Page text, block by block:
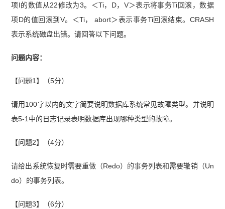
项I的数值从22修改为3。＜Ti，D，V＞表示将事务Ti回滚，数据
项D的值回滚到V。＜Ti， abort＞表示事务Ti回滚结束。CRASH
表示系统磁盘出错。请回答以下问题。
问题内容：
【问题1】（5分）
请用100字以内的文字简要说明数据库系统常见故障类型。并说明
表5-1中的日志记录表明数据库出现哪种类型的故障。
【问题2】（4分）
请给出系统恢复时需要重做（Redo）的事务列表和需要辙销（Un
do）的事务列表。
【问题3】（6分）